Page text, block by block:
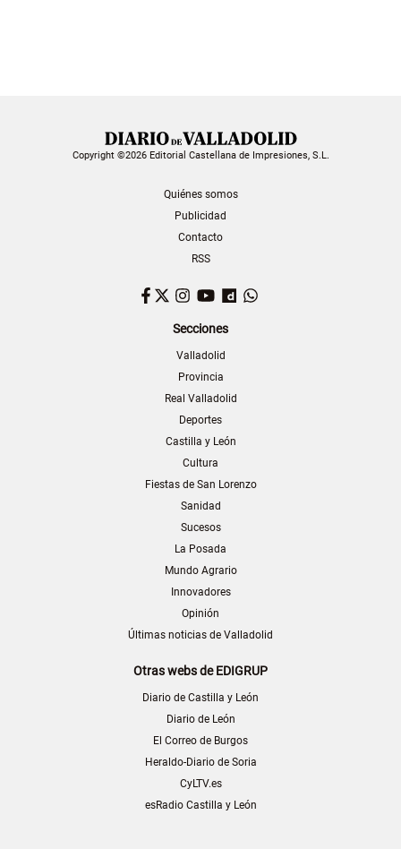
Copyright ©2026 Editorial Castellana de Impresiones, S.L.
Quiénes somos
Publicidad
Contacto
RSS
Facebook
TwitterInstagram
YouTubeDailymotion
Secciones
Valladolid
Provincia
Real Valladolid
Deportes
Castilla y León
Cultura
Fiestas de San Lorenzo
Sanidad
Sucesos
La Posada
Mundo Agrario
Innovadores
Opinión
Últimas noticias de Valladolid
Otras webs de EDIGRUP
Diario de Castilla y León
Diario de León
El Correo de Burgos
Heraldo-Diario de Soria
CyLTV.es
esRadio Castilla y León